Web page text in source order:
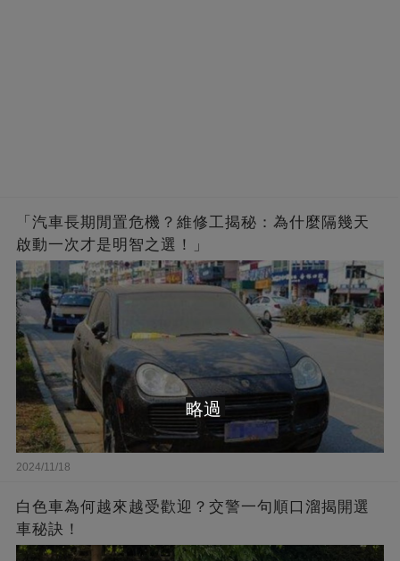
「汽車長期閒置危機？維修工揭秘：為什麼隔幾天
啟動一次才是明智之選！」
2024/11/18
白色車為何越來越受歡迎？交警一句順口溜揭開選
車秘訣！
略過